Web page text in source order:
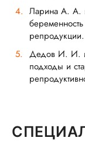
Ларина А. А.
Дедов И. И.
подходы и